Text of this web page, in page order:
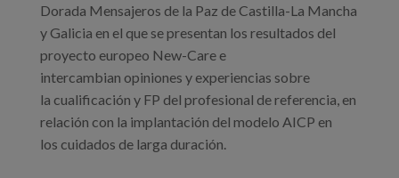
Dorada Mensajeros de la Paz de Castilla-La Mancha
y Galicia en el que se presentan los resultados del
proyecto europeo New-Care e
intercambian opiniones y experiencias sobre
la cualificación y FP del profesional de referencia, en
relación con la implantación del modelo AICP en
los cuidados de larga duración.